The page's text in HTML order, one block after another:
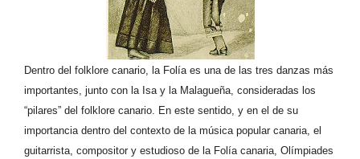
Dentro del folklore canario, la Folía es una de las tres danzas más
importantes, junto con la Isa y la Malagueña, consideradas los
“pilares” del folklore canario. En este sentido, y en el de su
importancia dentro del contexto de la música popular canaria, el
guitarrista, compositor y estudioso de la Folía canaria, Olímpiades